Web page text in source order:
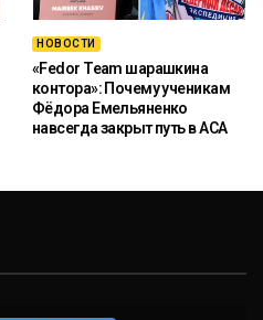
НОВОСТИ
«Fedor Team шарашкина
контора»: Почему ученикам
Фёдора Емельяненко
навсегда закрыт путь в ACA